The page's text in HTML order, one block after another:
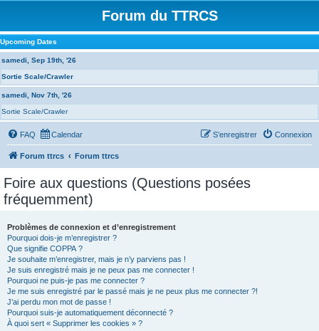
Forum du TTRCS
Upcoming Dates
samedi, Sep 19th, '26
Sortie Scale/Crawler
samedi, Nov 7th, '26
Sortie Scale/Crawler
FAQ Calendar Connexion
S’enregistrer
Forum ttrcs Forum ttrcs
Foire aux questions (Questions posées
fréquemment)
Problèmes de connexion et d’enregistrement
Pourquoi dois-je m’enregistrer ?
Que signifie COPPA ?
Je souhaite m’enregistrer, mais je n’y parviens pas !
Je suis enregistré mais je ne peux pas me connecter !
Pourquoi ne puis-je pas me connecter ?
Je me suis enregistré par le passé mais je ne peux plus me connecter ?!
J’ai perdu mon mot de passe !
Pourquoi suis-je automatiquement déconnecté ?
À quoi sert « Supprimer les cookies » ?